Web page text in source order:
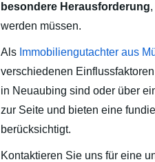
besondere Herausforderung
werden müssen.
Als Immobiliengutachter aus
verschiedenen
in Neuaubing sind oder über
zur Seite und bieten eine
berücksichtigt.
Kontaktieren Sie uns für eine